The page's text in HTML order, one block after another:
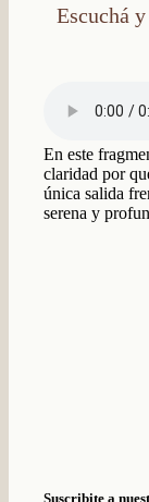
Escuchá
En este
claridad por
única salida
serena y